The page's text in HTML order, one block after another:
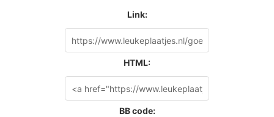
Link:
HTML:
BB code: